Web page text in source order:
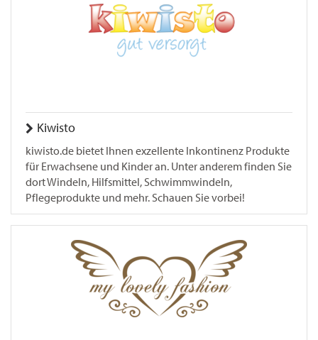
Kiwisto
kiwisto.de bietet Ihnen exzellente Inkontinenz Produkte
für Erwachsene und Kinder an. Unter anderem finden Sie
dort Windeln, Hilfsmittel, Schwimmwindeln,
Pflegeprodukte und mehr. Schauen Sie vorbei!